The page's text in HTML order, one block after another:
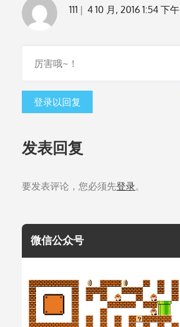
111 4 10 月, 2016 1:54 下午
厉害哦~！
登录以回复
发表回复
要发表评论，您必须先登录。
微信公众号